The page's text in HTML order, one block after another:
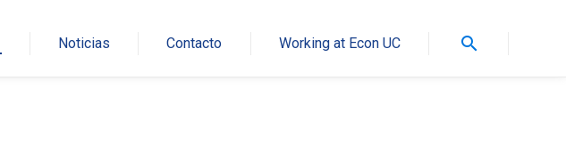
Noticias Contacto Working at Econ UC search